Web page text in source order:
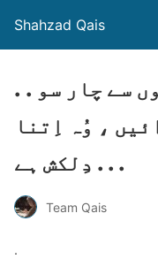
Shahzad Qais
. . بہانے جھاڑُو کے پلکوں سے چار سو
، وُہ اِتنا
دِلکش ہے . . .
Team Qais
.